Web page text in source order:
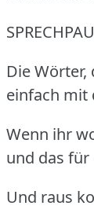
Die
einfach mit
Wenn ihr
und das für
Und raus